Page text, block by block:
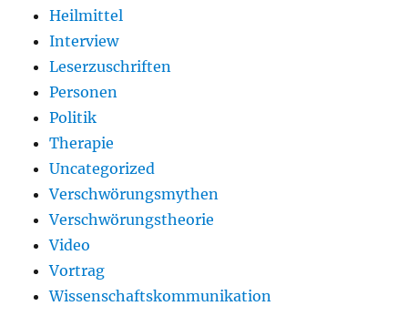
Heilmittel
Interview
Leserzuschriften
Personen
Politik
Therapie
Uncategorized
Verschwörungsmythen
Verschwörungstheorie
Video
Vortrag
Wissenschaftskommunikation